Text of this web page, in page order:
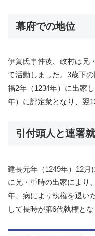
幕府での地位
伊賀氏事件後、政村は兄
て活動しました。3歳下
福2年（1234年）に出家
年）に評定衆となり、翌
引付頭人と連署
建長元年（1249年）12月
に兄・重時の出家により
年、病により執権を退い
して長時が第6代執権とな